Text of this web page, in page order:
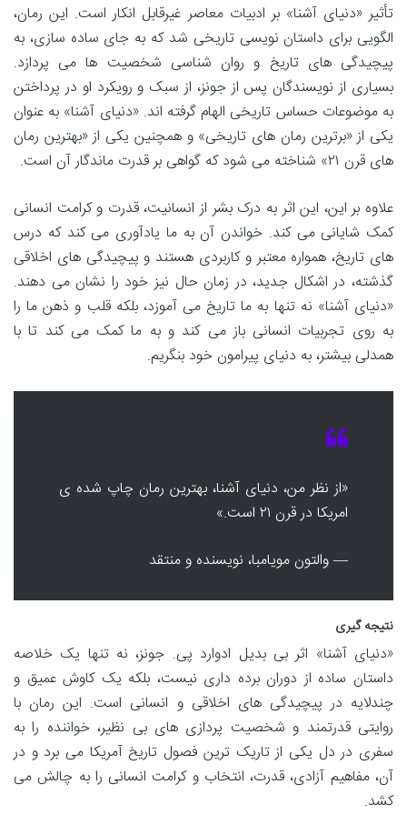
تأثیر «دنیای آشنا» بر ادبیات معاصر غیرقابل انکار است. این رمان،
الگویی برای داستان نویسی تاریخی شد که به جای ساده سازی، به
پیچیدگی های تاریخ و روان شناسی شخصیت ها می پردازد.
بسیاری از نویسندگان پس از جونز، از سبک و رویکرد او در پرداختن
به موضوعات حساس تاریخی الهام گرفته اند. «دنیای آشنا» به عنوان
یکی از «برترین رمان های تاریخی» و همچنین یکی از «بهترین رمان
های قرن ۲۱» شناخته می شود که گواهی بر قدرت ماندگار آن است.
علاوه بر این، این اثر به درک بشر از انسانیت، قدرت و کرامت انسانی
کمک شایانی می کند. خواندن آن به ما یادآوری می کند که درس
های تاریخ، همواره معتبر و کاربردی هستند و پیچیدگی های اخلاقی
گذشته، در اشکال جدید، در زمان حال نیز خود را نشان می دهند.
«دنیای آشنا» نه تنها به ما تاریخ می آموزد، بلکه قلب و ذهن ما را
به روی تجربیات انسانی باز می کند و به ما کمک می کند تا با
همدلی بیشتر، به دنیای پیرامون خود بنگریم.
«از نظر من، دنیای آشنا، بهترین رمان چاپ شده ی
امریکا در قرن ٢١ است.»
— والتون مویامبا، نویسنده و منتقد
نتیجه گیری
«دنیای آشنا» اثر بی بدیل ادوارد پی. جونز، نه تنها یک خلاصه
داستان ساده از دوران برده داری نیست، بلکه یک کاوش عمیق و
چندلایه در پیچیدگی های اخلاقی و انسانی است. این رمان با
روایتی قدرتمند و شخصیت پردازی های بی نظیر، خواننده را به
سفری در دل یکی از تاریک ترین فصول تاریخ آمریکا می برد و در
آن، مفاهیم آزادی، قدرت، انتخاب و کرامت انسانی را به چالش می
کشد.